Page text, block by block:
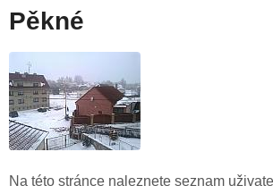
Pěkné
Na této stránce naleznete seznam